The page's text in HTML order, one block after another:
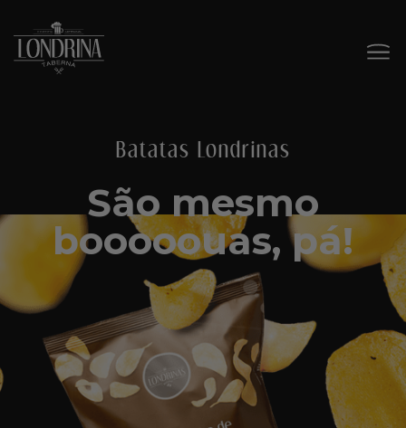
Batatas Londrinas
São mesmo
booooouas, pá!